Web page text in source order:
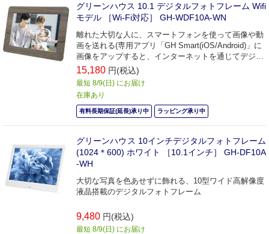
グリーンハウス 10.1 デジタルフォトフレーム Wifi
モデル ［Wi-Fi対応］ GH-WDF10A-WN
離れた大切な人に、スマートフォンを使って画像や動
画を送れる(専用アプリ「GH Smart(iOS/Android)」に
画像をアップすると、インターネットを通じてデジタ
ルフォトフレームに画像が表示されます。)
15,180 円(税込)
最短 8/9(日) にお届け
在庫あり
有料長期保証(延長)承り中 ラッピング承り中
グリーンハウス 10インチデジタルフォトフレーム
(1024＊600) ホワイト ［10.1インチ］ GH-DF10A
-WH
大切な写真を色あせずに飾れる、10型ワイド高解像度
液晶搭載のデジタルフォトフレーム
9,480 円(税込)
最短 8/9(日) にお届け